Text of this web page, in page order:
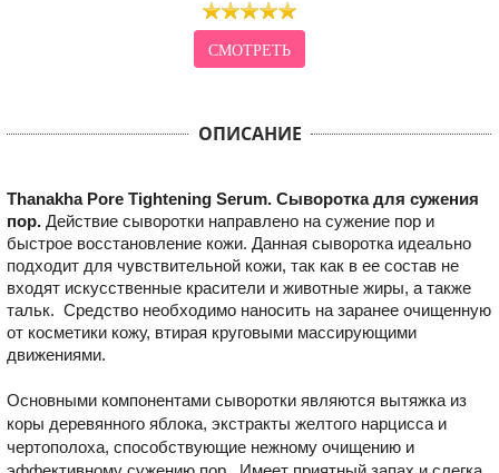
СМОТРЕТЬ
ОПИСАНИЕ
Thanakha Pore Tightening Serum. Сыворотка для сужения
пор. Действие сыворотки направлено на сужение пор и
быстрое восстановление кожи. Данная сыворотка идеально
подходит для чувствительной кожи, так как в ее состав не
входят искусственные красители и животные жиры, а также
тальк. Средство необходимо наносить на заранее очищенную
от косметики кожу, втирая круговыми массирующими
движениями.
Основными компонентами сыворотки являются вытяжка из
коры деревянного яблока, экстракты желтого нарцисса и
чертополоха, способствующие нежному очищению и